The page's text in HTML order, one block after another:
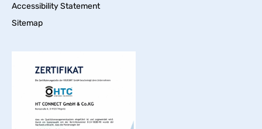
Accessibility Statement
Sitemap